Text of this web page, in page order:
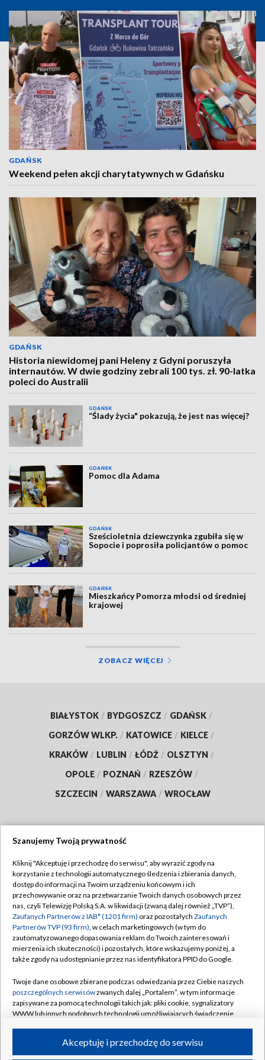
GDAŃSK
Weekend pełen akcji charytatywnych w Gdańsku
GDAŃSK
Historia niewidomej pani Heleny z Gdyni poruszyła
internautów. W dwie godziny zebrali 100 tys. zł. 90-latka
poleci do Australii
GDAŃSK
“Ślady życia" pokazują, że jest nas więcej?
GDAŃSK
Pomoc dla Adama
GDAŃSK
Sześcioletnia dziewczynka zgubiła się w
Sopocie i poprosiła policjantów o pomoc
GDAŃSK
Mieszkańcy Pomorza młodsi od średniej
krajowej
ZOBACZ WIĘCEJ
BIAŁYSTOK / BYDGOSZCZ / GDAŃSK /
GORZÓW WLKP. / KATOWICE / KIELCE /
KRAKÓW / LUBLIN / ŁÓDŹ / OLSZTYN /
OPOLE / POZNAŃ / RZESZÓW /
SZCZECIN / WARSZAWA / WROCŁAW
TVP
Abonament TVP
Emisja w TVP
Centrum informacji TVP
Naziemna Telewizja Cyfrowa
Rada Programowa
System NOS
Informacje o nadawcy
Program dla prasy
Regulamin TVP
Polityka prywatności
Moje zgody
Pomoc
Kontakt
Kanały
Szanujemy Twoją prywatność
Kliknij "Akceptuję i przechodzę do serwisu", aby wyrazić zgody na
korzystanie z technologii automatycznego śledzenia i zbierania danych,
dostęp do informacji na Twoim urządzeniu końcowym i ich
przechowywanie oraz na przetwarzanie Twoich danych osobowych przez
nas, czyli Telewizję Polską S.A. w likwidacji (zwaną dalej również „TVP”),
Zaufanych Partnerów z IAB* (1201 firm) oraz pozostałych Zaufanych
Partnerów TVP (93 firm), w celach marketingowych (w tym do
zautomatyzowanego dopasowania reklam do Twoich zainteresowań i
mierzenia ich skuteczności) i pozostałych, które wskazujemy poniżej, a
także zgody na udostępnianie przez nas identyfikatora PPID do Google.
Twoje dane osobowe zbierane podczas odwiedzania przez Ciebie naszych
poszczególnych serwisówzwanych dalej „Portalem”, w tym informacje
zapisywane za pomocą technologii takich jak: pliki cookie, sygnalizatory
WWW lub innych podobnych technologii umożliwiających świadczenie
ruchu w Internecie.Akceptuję i przechodzę do serwisu